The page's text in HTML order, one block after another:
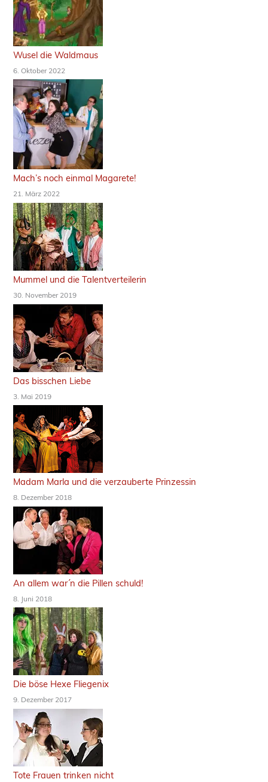
Wusel die Waldmaus
6. Oktober 2022
Mach’s noch einmal Magarete!
21. März 2022
Mummel und die Talentverteilerin
30. November 2019
Das bisschen Liebe
3. Mai 2019
Madam Marla und die verzauberte Prinzessin
8. Dezember 2018
An allem war´n die Pillen schuld!
8. Juni 2018
Die böse Hexe Fliegenix
9. Dezember 2017
Tote Frauen trinken nicht